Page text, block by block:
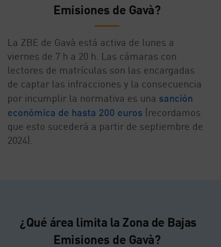
Emisiones de Gavà?
La ZBE de Gavà está activa de lunes a
viernes de 7 h a 20 h. Las cámaras con
lectores de matrículas son las encargadas
de captar las infracciones y la consecuencia
por incumplir la normativa es una sanción
económica de hasta 200 euros (recordamos
que esto sucederá a partir de septiembre de
2024).
¿Qué área limita la Zona de Bajas
Emisiones de Gavà?